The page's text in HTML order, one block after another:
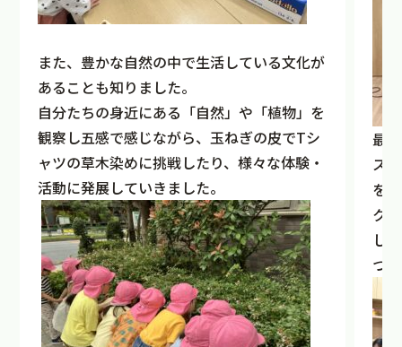
また、豊かな自然の中で生活している文化が
あることも知りました。
自分たちの身近にある「自然」や「植物」を
観察し五感で感じながら、玉ねぎの皮でTシ
ャツの草木染めに挑戦したり、様々な体験・
活動に発展していきました。
最
ス
を
ク
し
つ